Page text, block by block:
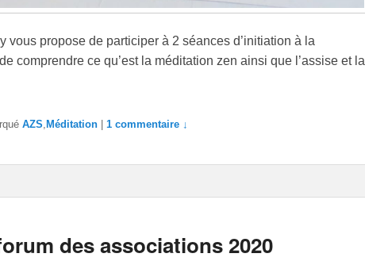
vous propose de participer à 2 séances d’initiation à la
comprendre ce qu’est la méditation zen ainsi que l’assise et la
AZS Méditation 1 commentaire ↓
des associations 2020